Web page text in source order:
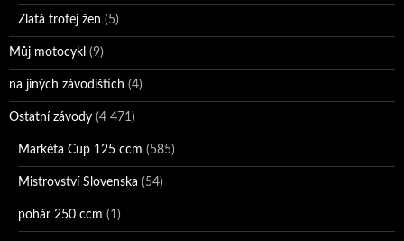
Zlatá trofej žen (5)
Můj motocykl (9)
na jiných závodištích (4)
Ostatní závody (4 471)
Markéta Cup 125 ccm (585)
Mistrovství Slovenska (54)
pohár 250 ccm (1)